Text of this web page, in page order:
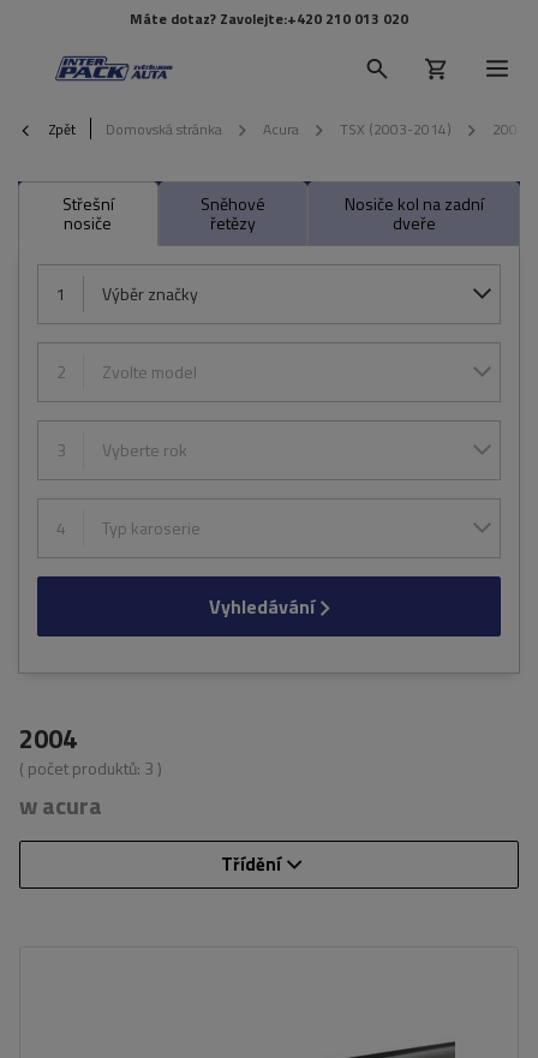
Máte dotaz? Zavolejte:+420 210 013 020
Zpět Domovská stránka Acura TSX (2003-2014) 2004
Střešní
nosiče
Sněhové
řetězy
Nosiče kol na zadní
dveře
1 Výběr značky
2 Zvolte model
3 Vyberte rok
4 Typ karoserie
Vyhledávání
2004
( počet produktů: 3 )
w acura
Třídění